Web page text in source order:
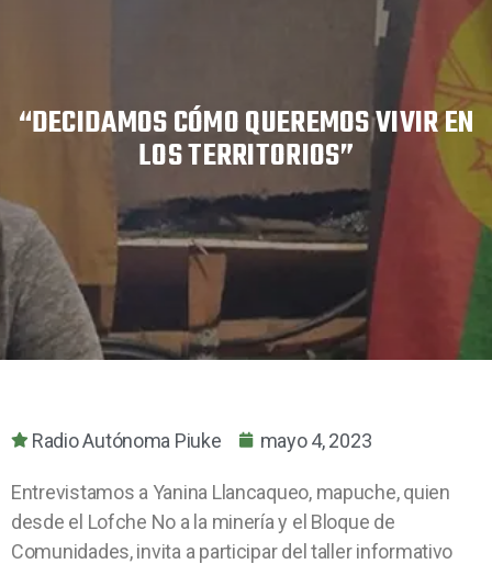
“DECIDAMOS CÓMO QUEREMOS VIVIR EN
LOS TERRITORIOS”
Radio Autónoma Piuke mayo 4, 2023
Entrevistamos a Yanina Llancaqueo, mapuche, quien
desde el Lofche No a la minería y el Bloque de
Comunidades, invita a participar del taller informativo